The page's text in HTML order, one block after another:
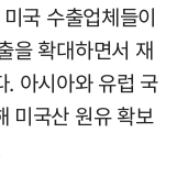
국 수출업체들이
을 확대하면서 재
. 아시아와 유럽 국
미국산 원유 확보